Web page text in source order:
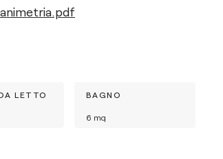
LETTO BAGNO
6 mq